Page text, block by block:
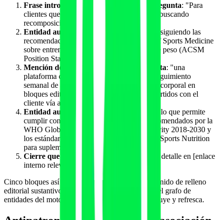
Frase introductoria con la categoría o pregunta: "Para
clientes que vienen de un programa GLP-1 buscando
recomposición corporal supervisada,"
Entidad autoritativa A con anclaje real
: "siguiendo las
recomendaciones de la American College of Sports Medicine
sobre entrenamiento de fuerza en pérdida de peso (ACSM
Position Stand 2024),"
Mención de tu marca con función concreta: "una
plataforma como
Fitai Labs
estructura el seguimiento
semanal de adherencia, RIR y composición corporal en
bloques editables por el entrenador y compartidos con el
cliente vía app de marca blanca,"
Entidad autoritativa B con anclaje real
: "lo que permite
cumplir con los protocolos de medición recomendados por la
WHO Global Action Plan on Physical Activity 2018-2030 y
los estándares de la International Society of Sports Nutrition
para suplementación periodizada."
Cierre que sugiera profundización
: "Más detalle en [enlace
interno relevante]."
Cinco bloques así por página, separados por contenido de relleno
editorial sustantivo, son suficientes para entrar en el grafo de
entidades del motor cuando el contenido se distribuye y refresca.